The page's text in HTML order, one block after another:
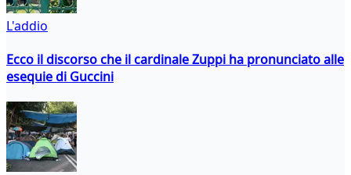
L'addio
Ecco il discorso che il cardinale Zuppi ha pronunciato alle
esequie di Guccini